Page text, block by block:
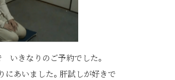
いきなりのご予約でした。
りにあいました。肝試しが好きで